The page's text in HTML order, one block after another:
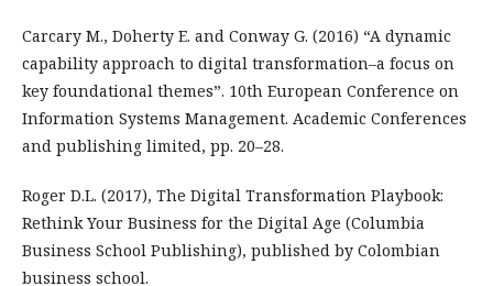
Carcary M., Doherty E. and Conway G. (2016) “A dynamic
capability approach to digital transformation–a focus on
key foundational themes”. 10th European Conference on
Information Systems Management. Academic Conferences
and publishing limited, pp. 20–28.
Roger D.L. (2017), The Digital Transformation Playbook:
Rethink Your Business for the Digital Age (Columbia
Business School Publishing), published by Colombian
business school.